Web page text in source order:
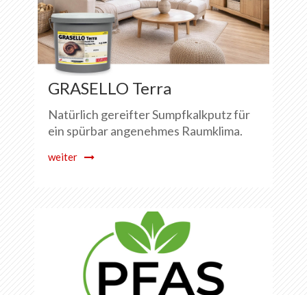
Verkaufsstellen
FR EN IT
GRASELLO Terra
Natürlich gereifter Sumpfkalkputz für
ein spürbar angenehmes Raumklima.
weiter